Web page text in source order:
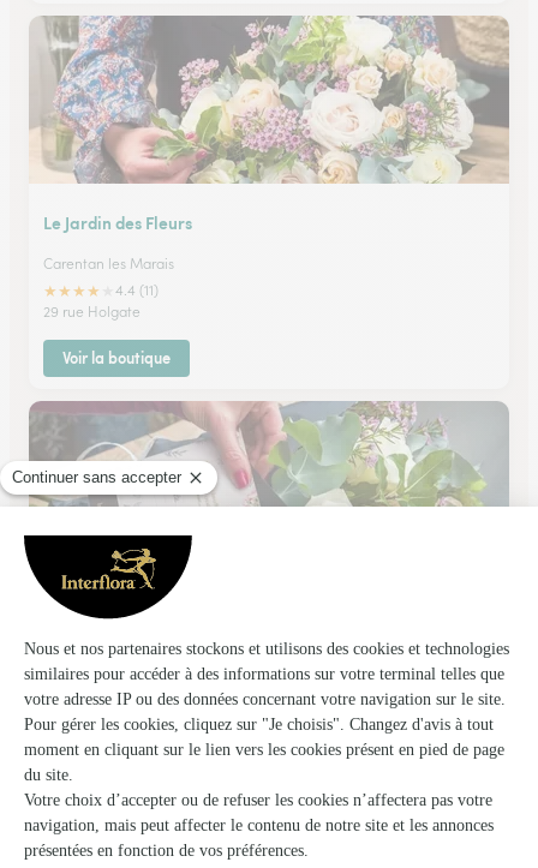
Le Jardin des Fleurs
Carentan les Marais
★★★★
4.4 (11)
29 rue Holgate
Voir la boutique
Crea’ Fleurs
Conde Sur Vire
★★★★★4.8 (44)
2, route de Torigni
Voir la boutique